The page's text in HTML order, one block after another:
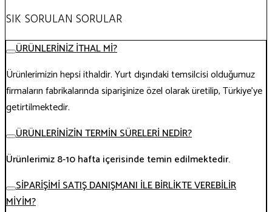
SIK SORULAN SORULAR
ÜRÜNLERİNİZ İTHAL Mİ?
Ürünlerimizin hepsi ithaldir. Yurt dışındaki temsilcisi olduğumuz
firmaların fabrikalarında siparişinize özel olarak üretilip, Türkiye’ye
getirtilmektedir.
ÜRÜNLERİNİZİN TERMİN SÜRELERİ NEDİR?
Ürünlerimiz 8-10 hafta içerisinde temin edilmektedir.
SİPARİŞİMİ SATIŞ DANIŞMANI İLE BİRLİKTE VEREBİLİR
MİYİM?